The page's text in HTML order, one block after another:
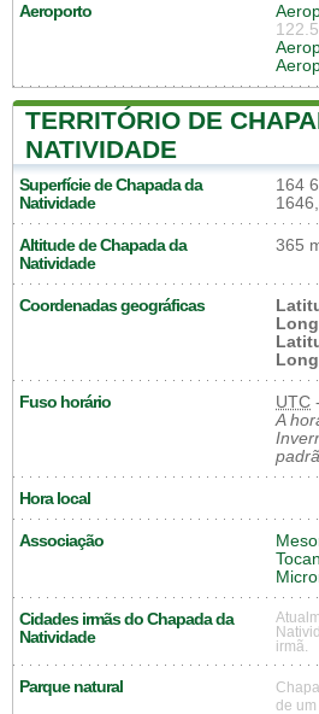
Aeroporto
TERRITÓRIO DE
NATIVIDADE
Superfície de Chapada da
Natividade
164
Altitude de Chapada da
Natividade
365
Coordenadas geográficas
Fuso horário UTC
A
Hora local
Associação
Cidades irmãs do Chapada da
Natividade
irmã.
Parque natural
de um